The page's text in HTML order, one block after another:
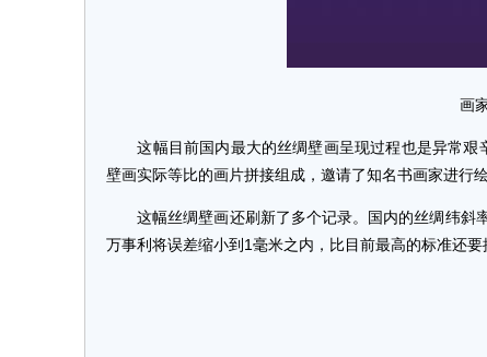
画
这幅目前国内最大的丝绸壁画呈现过程也是异常艰
壁画实际等比的画片拼接组成，邀请了知名书画家进行
这幅丝绸壁画还刷新了多个记录。国内的丝绸纬斜
万事利将误差缩小到1毫米之内，比目前最高的标准还要